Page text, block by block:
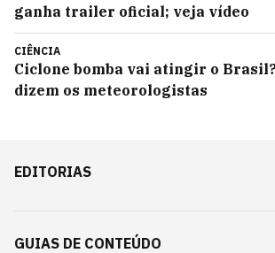
ganha trailer oficial; veja vídeo
CIÊNCIA
Ciclone bomba vai atingir o
dizem os meteorologistas
EDITORIAS
GUIAS DE CONTEÚDO